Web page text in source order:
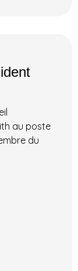
au poste
du